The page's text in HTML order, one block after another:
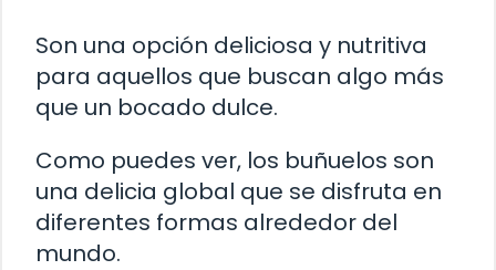
Son una opción deliciosa y nutritiva
para aquellos que buscan algo más
que un bocado dulce.
Como puedes ver, los buñuelos son
una delicia global que se disfruta en
diferentes formas alrededor del
mundo.